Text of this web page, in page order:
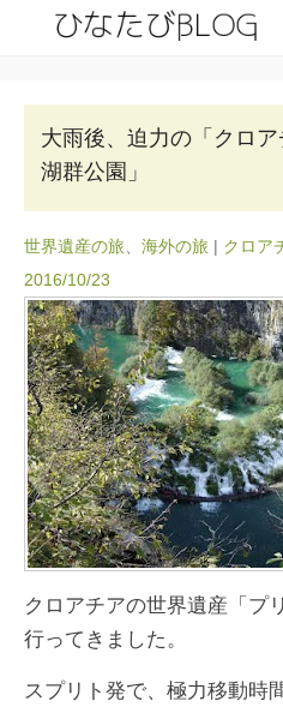
大雨後、迫力の「クロ
湖群公園」
世界遺産の旅 海外の旅 | クロア
2016/10/23
クロアチアの世界遺産「プ
行ってきました。
スプリト発で、極力移動時